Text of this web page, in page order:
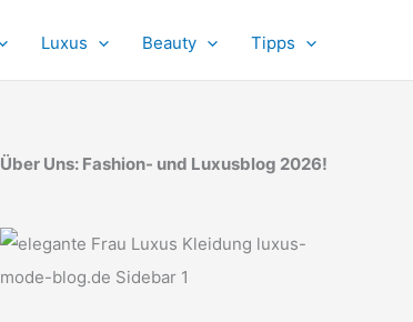
Luxus Beauty Tipps
Über Uns: Fashion- und Luxusblog 2026!